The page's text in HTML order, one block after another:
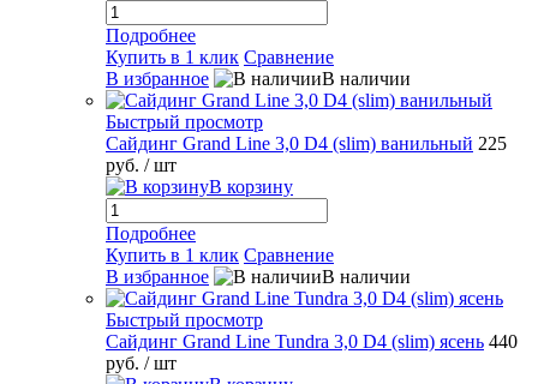
Подробнее
Купить в 1 клик Сравнение
В избранное
В наличии
Быстрый просмотр
Сайдинг Grand Line 3,0 D4 (slim) ванильный 225
руб. / шт
В корзину
Подробнее
Купить в 1 клик Сравнение
В избранное
В наличии
Быстрый просмотр
Сайдинг Grand Line Tundra 3,0 D4 (slim) ясень 440
руб. / шт